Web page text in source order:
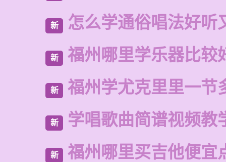
新 怎么学通俗唱法好听
新 福州哪里学乐器比较
新 福州学尤克里里一节
新 学唱歌曲简谱视频教
新 福州哪里买吉他便宜